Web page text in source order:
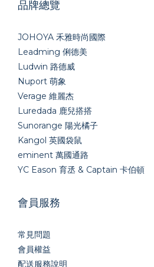
品牌總覽
JOHOYA 禾雅時尚國際
Leadming 俐德美
Ludwin 路德威
Nuport 萌象
Verage 維麗杰
Luredada 鹿兒搭搭
Sunorange 陽光橘子
Kangol 英國袋鼠
eminent 萬國通路
YC Eason 育丞 & Captain 卡伯頓
會員服務
常見問題
會員權益
配送服務說明